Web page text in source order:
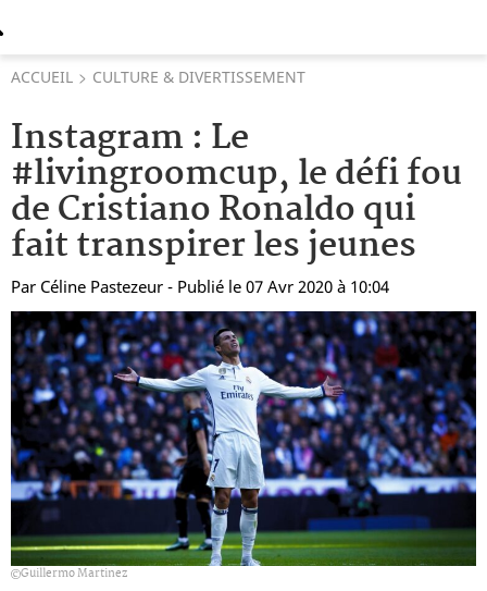
ACCUEIL CULTURE & DIVERTISSEMENT
Instagram : Le
#livingroomcup, le défi fou
de Cristiano Ronaldo qui
fait transpirer les jeunes
Par Céline Pastezeur - Publié le 07 Avr 2020 à 10:04
Guillermo Martinez